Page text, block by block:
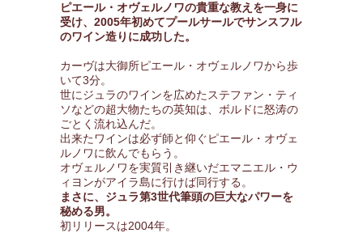
ピエール・オヴェルノワの貴重な教えを一身に
受け、2005年初めてプールサールでサンスフル
のワイン造りに成功した。
カーヴは大御所ピエール・オヴェルノワから歩
いて3分。
世にジュラのワインを広めたステファン・ティ
ソなどの超大物たちの英知は、ボルドに怒涛の
ごとく流れ込んだ。
出来たワインは必ず師と仰ぐピエール・オヴェ
ルノワに飲んでもらう。
オヴェルノワを実質引き継いだエマニエル・ウ
ィヨンがアイラ島に行けば同行する。
まさに、ジュラ第3世代筆頭の巨大なパワーを
秘める男。
初リリースは2004年。